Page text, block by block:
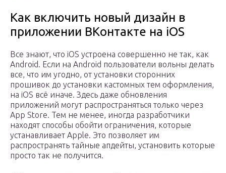
Как включить новый дизайн в
приложении ВКонтакте на iOS
Все знают, что iOS устроена совершенно не так, как
Android. Если на Android пользователи вольны делать
все, что им угодно, от установки сторонних
прошивок до установки кастомных тем оформления,
на iOS всё иначе. Здесь даже обновления
приложений могут распространяться только через
App Store. Тем не менее, иногда разработчики
находят способы обойти ограничения, которые
устанавливает Apple. Это позволяет им
распространять тайные апдейты, установить которые
просто так не получится.